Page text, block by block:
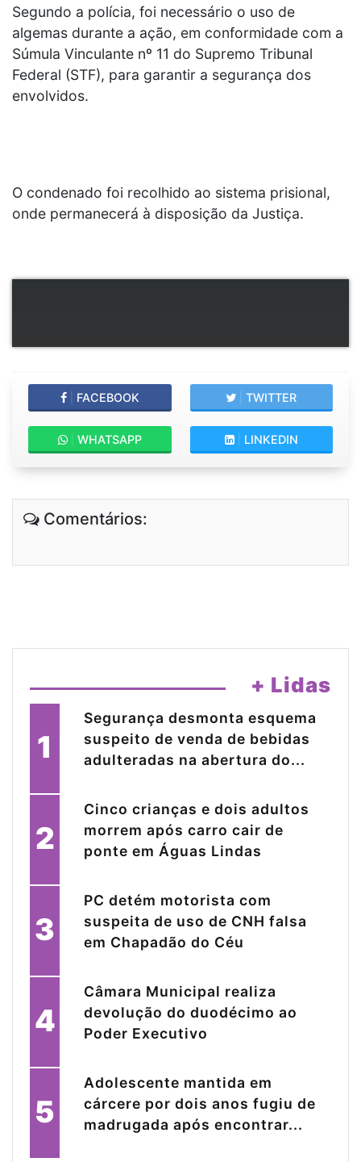
Segundo a polícia, foi necessário o uso de
algemas durante a ação, em conformidade com a
Súmula Vinculante nº 11 do Supremo Tribunal
Federal (STF), para garantir a segurança dos
envolvidos.
O condenado foi recolhido ao sistema prisional,
onde permanecerá à disposição da Justiça.
FACEBOOK TWITTER
WHATSAPP LINKEDIN
Comentários:
+ Lidas
1
Segurança desmonta esquema
suspeito de venda de bebidas
adulteradas na abertura do...
2
Cinco crianças e dois adultos
morrem após carro cair de
ponte em Águas Lindas
3
PC detém motorista com
suspeita de uso de CNH falsa
em Chapadão do Céu
4
Câmara Municipal realiza
devolução do duodécimo ao
Poder Executivo
5
Adolescente mantida em
cárcere por dois anos fugiu de
madrugada após encontrar...